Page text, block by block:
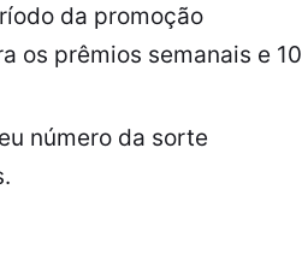
da promoção
os prêmios semanais e 10
número da sorte